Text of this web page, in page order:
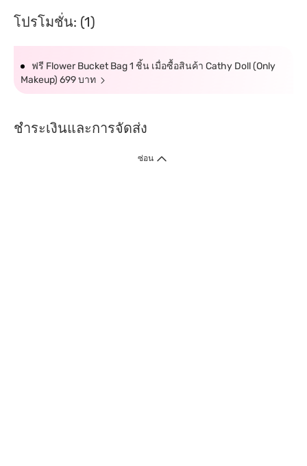
โปรโมชั่น: (1)
ฟรี Flower Bucket Bag 1 ชิ้น เมื่อซื้อสินค้า Cathy Doll (Only
Makeup) 699 บาท
ชำระเงินและการจัดส่ง
ซ่อน